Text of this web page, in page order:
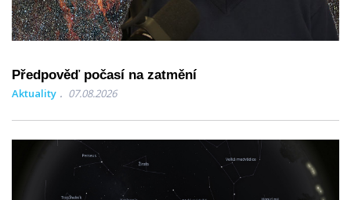
Předpověď počasí na zatmění
Aktuality 07.08.2026